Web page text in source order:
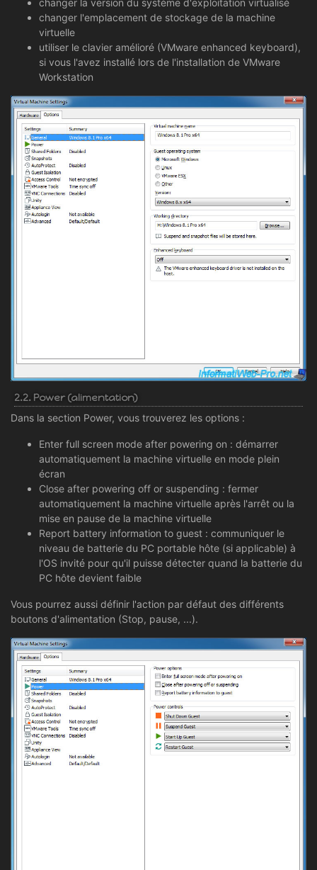
changer la version du système d'exploitation virtualisé
changer l'emplacement de stockage de la machine
virtuelle
utiliser le clavier amélioré (VMware enhanced keyboard),
si vous l'avez installé lors de l'installation de VMware
Workstation
2.2. Power (alimentation)
Dans la section Power, vous trouverez les options :
Enter full screen mode after powering on : démarrer
automatiquement la machine virtuelle en mode plein
écran
Close after powering off or suspending : fermer
automatiquement la machine virtuelle après l'arrêt ou la
mise en pause de la machine virtuelle
Report battery information to guest : communiquer le
niveau de batterie du PC portable hôte (si applicable) à
l'OS invité pour qu'il puisse détecter quand la batterie du
PC hôte devient faible
Vous pourrez aussi définir l'action par défaut des différents
boutons d'alimentation (Stop, pause, ...).